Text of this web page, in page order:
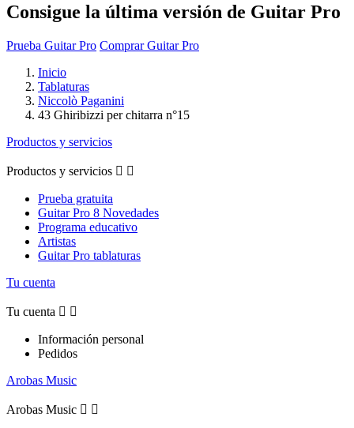
Consigue la última versión de Guitar Pro
Prueba Guitar Pro Comprar Guitar Pro
Inicio
Tablaturas
Niccolò Paganini
43 Ghiribizzi per chitarra n°15
Productos y servicios
Productos y servicios  
Prueba gratuita
Guitar Pro 8 Novedades
Programa educativo
Artistas
Guitar Pro tablaturas
Tu cuenta
Tu cuenta  
Información personal
Pedidos
Arobas Music
Arobas Music  